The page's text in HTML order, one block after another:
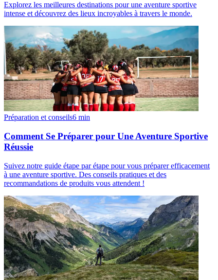
Explorez les meilleures destinations pour une aventure sportive
intense et découvrez des lieux incroyables à travers le monde.
Préparation et conseils6 min
Comment Se Préparer pour Une Aventure Sportive
Réussie
Suivez notre guide étape par étape pour vous préparer efficacement
à une aventure sportive. Des conseils pratiques et des
recommandations de produits vous attendent !